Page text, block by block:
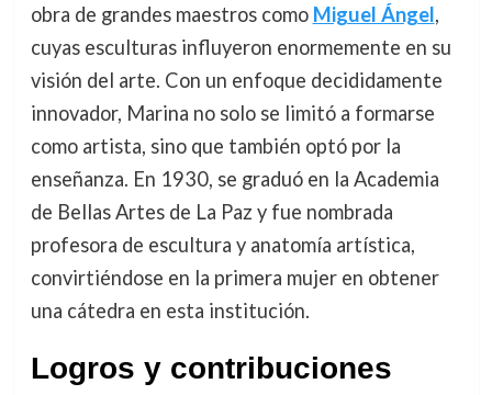
obra de grandes maestros como Miguel Ángel,
cuyas esculturas influyeron enormemente en su
visión del arte. Con un enfoque decididamente
innovador, Marina no solo se limitó a formarse
como artista, sino que también optó por la
enseñanza. En 1930, se graduó en la Academia
de Bellas Artes de La Paz y fue nombrada
profesora de escultura y anatomía artística,
convirtiéndose en la primera mujer en obtener
una cátedra en esta institución.
Logros y contribuciones